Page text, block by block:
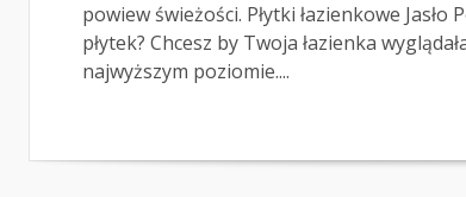
powiew świeżości. Płytki łazienkowe
płytek? Chcesz by Twoja łazienka
najwyższym poziomie....